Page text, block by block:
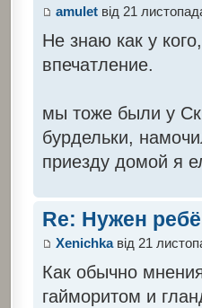
amuletвід 21
Не знаю как у
впечатление.
мы тоже были у
бурдельки,
приезду домой я
Re: Нужен
Xenichkaвід 21
Как обычно
гайморитом и